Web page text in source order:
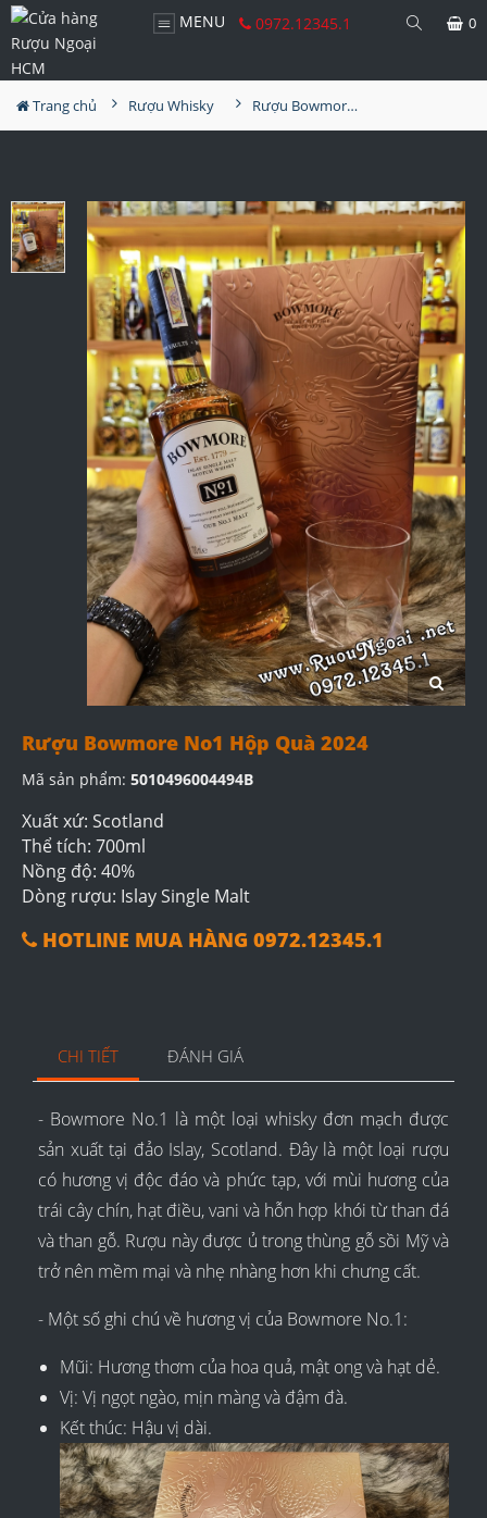
MENU 0972.12345.1 0
Trang chủ Rượu Whisky Rượu Bowmore No1 Hộp Quà 2024
Rượu Bowmore No1 Hộp Quà 2024
Mã sản phẩm: 5010496004494B
Xuất xứ: Scotland
Thể tích: 700ml
Nồng độ: 40%
Dòng rượu: Islay Single Malt
HOTLINE MUA HÀNG 0972.12345.1
CHI TIẾT ĐÁNH GIÁ
- Bowmore No.1 là một loại whisky đơn mạch được
sản xuất tại đảo Islay, Scotland. Đây là một loại rượu
có hương vị độc đáo và phức tạp, với mùi hương của
trái cây chín, hạt điều, vani và hỗn hợp khói từ than đá
và than gỗ. Rượu này được ủ trong thùng gỗ sồi Mỹ và
trở nên mềm mại và nhẹ nhàng hơn khi chưng cất.
- Một số ghi chú về hương vị của Bowmore No.1:
Mũi: Hương thơm của hoa quả, mật ong và hạt dẻ.
Vị: Vị ngọt ngào, mịn màng và đậm đà.
Kết thúc: Hậu vị dài.